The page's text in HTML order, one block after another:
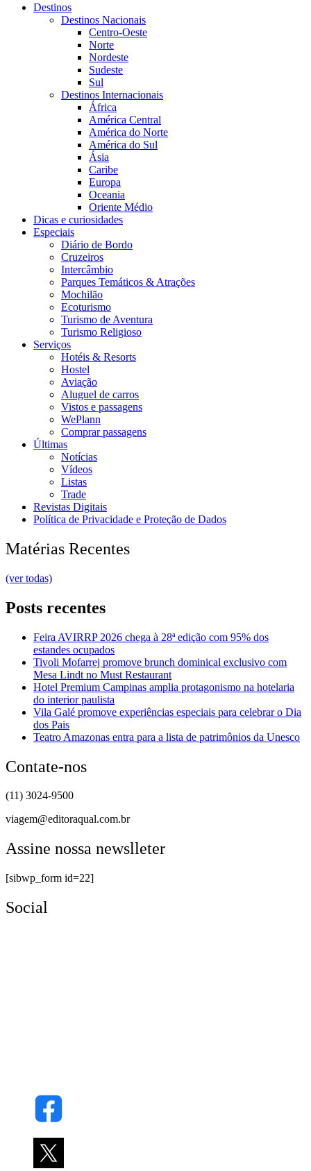
Destinos
Destinos Nacionais
Centro-Oeste
Norte
Nordeste
Sudeste
Sul
Destinos Internacionais
África
América Central
América do Norte
América do Sul
Ásia
Caribe
Europa
Oceania
Oriente Médio
Dicas e curiosidades
Especiais
Diário de Bordo
Cruzeiros
Intercâmbio
Parques Temáticos & Atrações
Mochilão
Ecoturismo
Turismo de Aventura
Turismo Religioso
Serviços
Hotéis & Resorts
Hostel
Aviação
Aluguel de carros
Vistos e passagens
WePlann
Comprar passagens
Últimas
Notícias
Vídeos
Listas
Trade
Revistas Digitais
Política de Privacidade e Proteção de Dados
Matérias Recentes
(ver todas)
Posts recentes
Feira AVIRRP 2026 chega à 28ª edição com 95% dos
estandes ocupados
Tivoli Mofarrej promove brunch dominical exclusivo com
Mesa Lindt no Must Restaurant
Hotel Premium Campinas amplia protagonismo na hotelaria
do interior paulista
Vila Galé promove experiências especiais para celebrar o Dia
dos Pais
Teatro Amazonas entra para a lista de patrimônios da Unesco
Contate-nos
(11) 3024-9500
viagem@editoraqual.com.br
Assine nossa newslleter
[sibwp_form id=22]
Social